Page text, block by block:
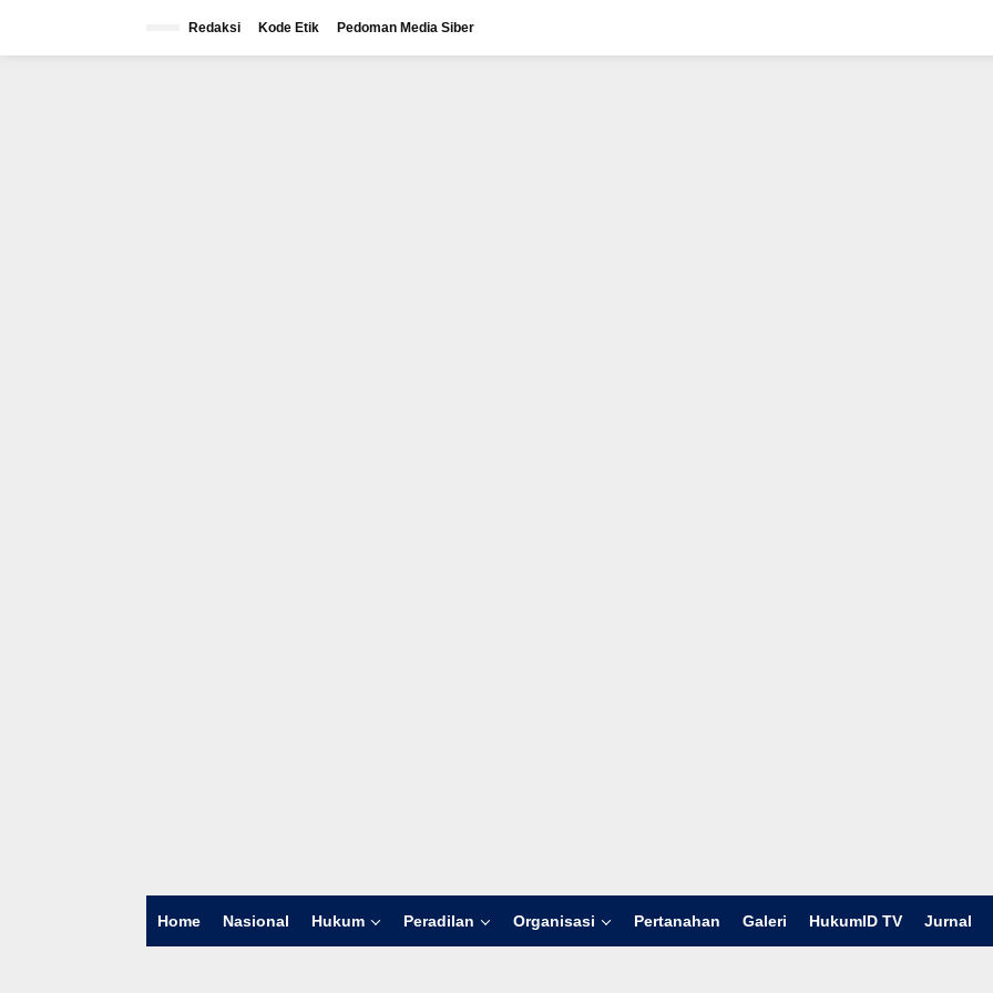
Redaksi Kode Etik Pedoman Media Siber
Home Nasional Hukum Peradilan Organisasi Pertanahan Galeri HukumID TV Jurnal